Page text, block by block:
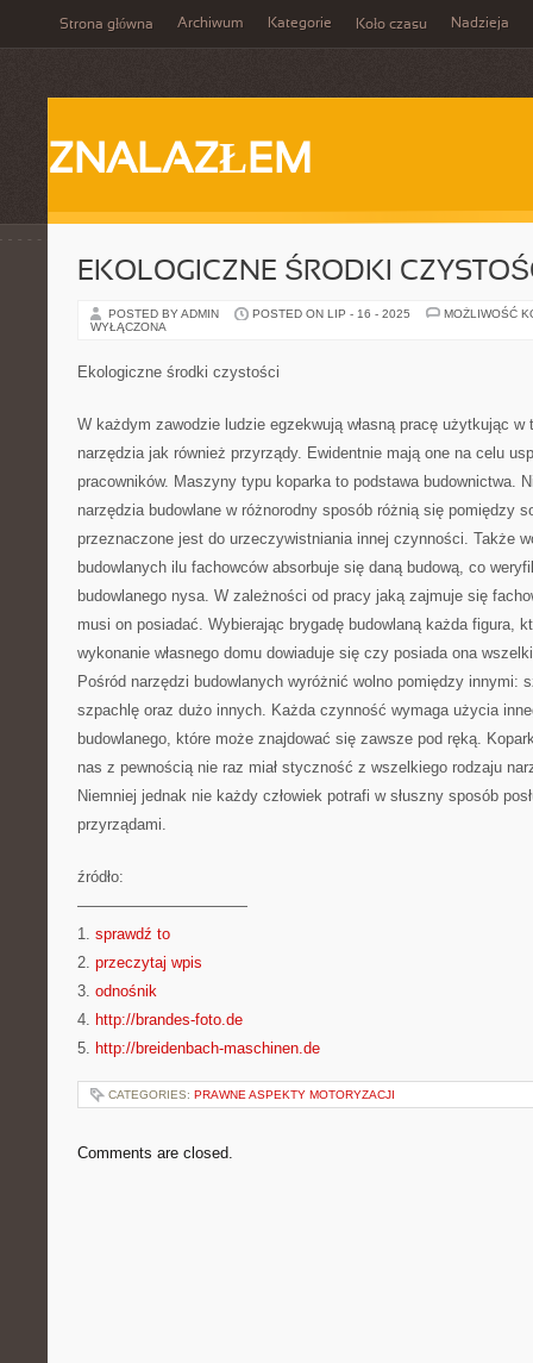
Strona główna Archiwum Kategorie Koło czasu Nadzieja
ZNALAZŁEM
EKOLOGICZNE ŚRODKI
POSTED BY ADMIN POSTED ON LIP - 16 - 2025
MOŻLIWOŚĆ
WYŁĄCZONA
Ekologiczne środki czystości
W każdym zawodzie ludzie egzekwują własną pracę użytkując
narzędzia jak również przyrządy. Ewidentnie mają one na celu
pracowników. Maszyny typu koparka to podstawa budownictwa.
narzędzia budowlane w różnorodny sposób różnią się pomiędzy
przeznaczone jest do urzeczywistniania innej czynności. Także
budowlanych ilu fachowców absorbuje się daną budową, co
budowlanego nysa. W zależności od pracy jaką zajmuje się
musi on posiadać. Wybierając brygadę budowlaną każda figura,
wykonanie własnego domu dowiaduje się czy posiada ona
Pośród narzędzi budowlanych wyróżnić wolno pomiędzy innymi:
szpachlę oraz dużo innych. Każda czynność wymaga użycia
budowlanego, które może znajdować się zawsze pod ręką.
nas z pewnością nie raz miał styczność z wszelkiego rodzaju
Niemniej jednak nie każdy człowiek potrafi w słuszny sposób
przyrządami.
źródło:
———————————
1. sprawdź to
2. przeczytaj wpis
3. odnośnik
4. http://brandes-foto.de
5. http://breidenbach-maschinen.de
CATEGORIES: PRAWNE ASPEKTY MOTORYZACJI
Comments are closed.